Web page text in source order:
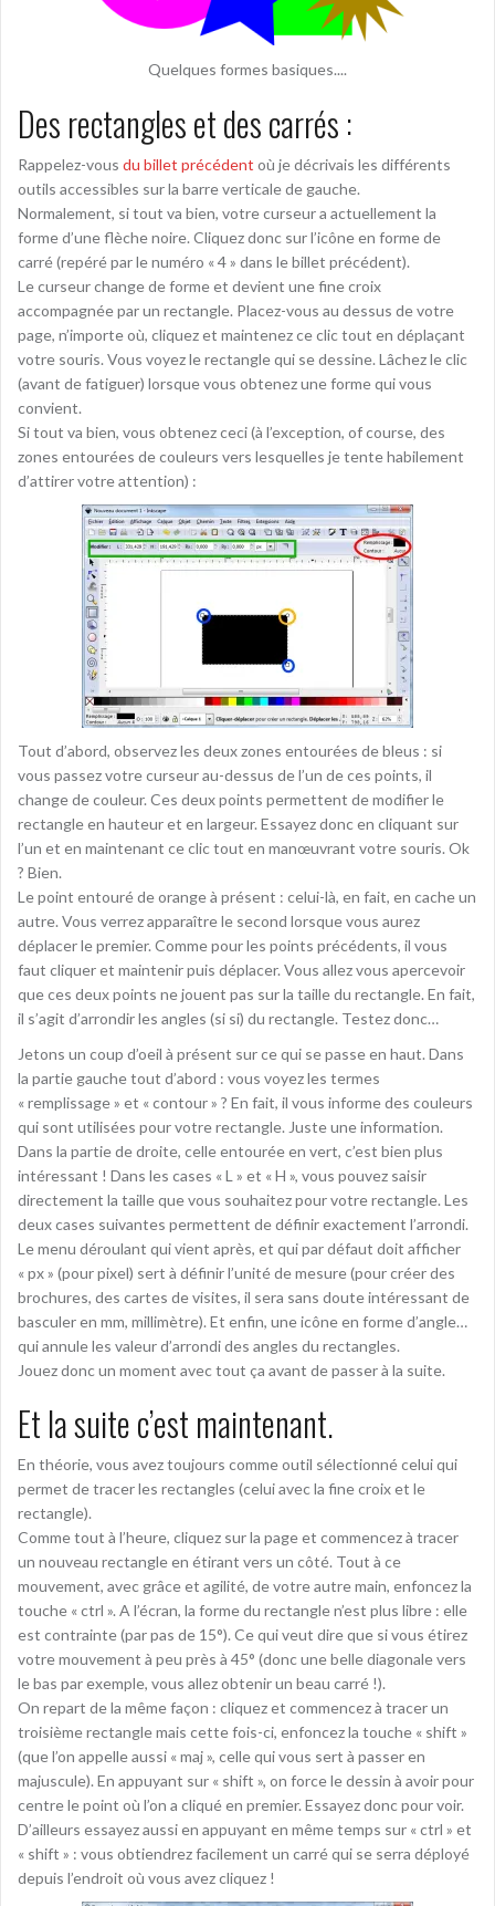
Quelques formes basiques....
Des rectangles et des carrés :
Rappelez-vous du billet précédent où je décrivais les différents
outils accessibles sur la barre verticale de gauche.
Normalement, si tout va bien, votre curseur a actuellement la
forme d’une flèche noire. Cliquez donc sur l’icône en forme de
carré (repéré par le numéro « 4 » dans le billet précédent).
Le curseur change de forme et devient une fine croix
accompagnée par un rectangle. Placez-vous au dessus de votre
page, n’importe où, cliquez et maintenez ce clic tout en déplaçant
votre souris. Vous voyez le rectangle qui se dessine. Lâchez le clic
(avant de fatiguer) lorsque vous obtenez une forme qui vous
convient.
Si tout va bien, vous obtenez ceci (à l’exception, of course, des
zones entourées de couleurs vers lesquelles je tente habilement
d’attirer votre attention) :
Tout d’abord, observez les deux zones entourées de bleus : si
vous passez votre curseur au-dessus de l’un de ces points, il
change de couleur. Ces deux points permettent de modifier le
rectangle en hauteur et en largeur. Essayez donc en cliquant sur
l’un et en maintenant ce clic tout en manœuvrant votre souris. Ok
? Bien.
Le point entouré de orange à présent : celui-là, en fait, en cache un
autre. Vous verrez apparaître le second lorsque vous aurez
déplacer le premier. Comme pour les points précédents, il vous
faut cliquer et maintenir puis déplacer. Vous allez vous apercevoir
que ces deux points ne jouent pas sur la taille du rectangle. En fait,
il s’agit d’arrondir les angles (si si) du rectangle. Testez donc…
Jetons un coup d’oeil à présent sur ce qui se passe en haut. Dans
la partie gauche tout d’abord : vous voyez les termes
« remplissage » et « contour » ? En fait, il vous informe des couleurs
qui sont utilisées pour votre rectangle. Juste une information.
Dans la partie de droite, celle entourée en vert, c’est bien plus
intéressant ! Dans les cases « L » et « H », vous pouvez saisir
directement la taille que vous souhaitez pour votre rectangle. Les
deux cases suivantes permettent de définir exactement l’arrondi.
Le menu déroulant qui vient après, et qui par défaut doit afficher
« px » (pour pixel) sert à définir l’unité de mesure (pour créer des
brochures, des cartes de visites, il sera sans doute intéressant de
basculer en mm, millimètre). Et enfin, une icône en forme d’angle…
qui annule les valeur d’arrondi des angles du rectangles.
Jouez donc un moment avec tout ça avant de passer à la suite.
Et la suite c’est maintenant.
En théorie, vous avez toujours comme outil sélectionné celui qui
permet de tracer les rectangles (celui avec la fine croix et le
rectangle).
Comme tout à l’heure, cliquez sur la page et commencez à tracer
un nouveau rectangle en étirant vers un côté. Tout à ce
mouvement, avec grâce et agilité, de votre autre main, enfoncez la
touche « ctrl ». A l’écran, la forme du rectangle n’est plus libre : elle
est contrainte (par pas de 15°). Ce qui veut dire que si vous étirez
votre mouvement à peu près à 45° (donc une belle diagonale vers
le bas par exemple, vous allez obtenir un beau carré !).
On repart de la même façon : cliquez et commencez à tracer un
troisième rectangle mais cette fois-ci, enfoncez la touche « shift »
(que l’on appelle aussi « maj », celle qui vous sert à passer en
majuscule). En appuyant sur « shift », on force le dessin à avoir pour
centre le point où l’on a cliqué en premier. Essayez donc pour voir.
D’ailleurs essayez aussi en appuyant en même temps sur « ctrl » et
« shift » : vous obtiendrez facilement un carré qui se serra déployé
depuis l’endroit où vous avez cliquez !